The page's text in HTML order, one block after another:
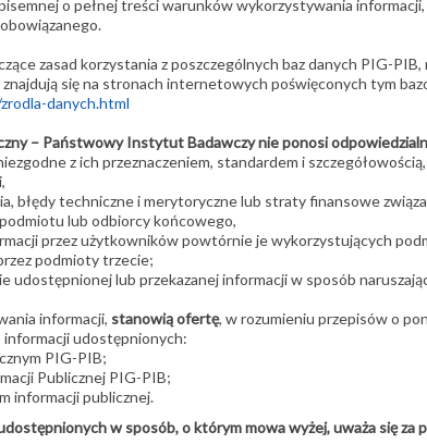
o pełnej treści warunków wykorzystywania
zasad korzystania z poszczególnych baz danych PIG-
się na stronach internetowych poświęconych tym
danych.html
– Państwowy Instytut Badawczy nie ponosi
z ich przeznaczeniem, standardem i
błędy techniczne i merytoryczne lub straty finansowe
lub odbiorcy końcowego,
przez użytkowników powtórnie je wykorzystujących
podmioty trzecie;
udostępnionej lub przekazanej informacji w sposób
informacji, stanowią ofertę, w rozumieniu przepisów o
udostępnionych:
PIG-PIB;
Publicznej PIG-PIB;
informacji publicznej.
w sposób, o którym mowa wyżej, uważa się za